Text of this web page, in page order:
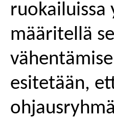
ruokailuissa
määritellä
esitetään,